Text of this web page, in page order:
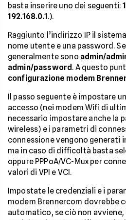
basta inserire uno dei seguenti:
192.168.0.1.).
Raggiunto l’indirizzo IP il
nome utente e una password.
generalmente sono admin/
admin/password . A questo
configurazione modem
Il passo seguente è impostare
accesso (nei modem Wifi di
necessario impostare anche la
wireless) e i parametri di
connessione vengono generati
ma in caso di difficoltà basta
oppure PPPoA/VC-Mux per
valori di VPI e VCI.
Impostate le credenziali e i
modem Brennercom dovrebbe
automatico, se ciò non